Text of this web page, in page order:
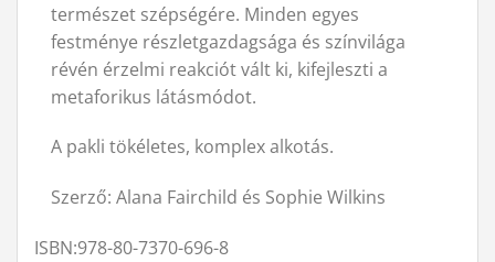
természet szépségére. Minden egyes
festménye részletgazdagsága és színvilága
révén érzelmi reakciót vált ki, kifejleszti a
metaforikus látásmódot.
A pakli tökéletes, komplex alkotás.
Szerző: Alana Fairchild és Sophie Wilkins
ISBN:978-80-7370-696-8